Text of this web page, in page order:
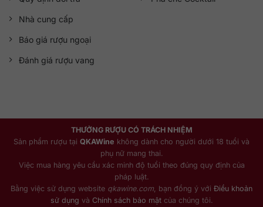
Nhà cung cấp
Báo giá rượu ngoại
Đánh giá rượu vang
THƯỞNG RƯỢU CÓ TRÁCH NHIỆM
Sản phẩm rượu tại QKAWine không dành cho người dưới 18 tuổi và
phụ nữ mang thai.
Việc mua hàng yêu cầu xác minh độ tuổi theo đúng quy định của
pháp luật.
Bằng việc sử dụng website qkawine.com , bạn đồng ý với Điều khoản
sử dụng và Chính sách bảo mậtcủa chúng tôi.